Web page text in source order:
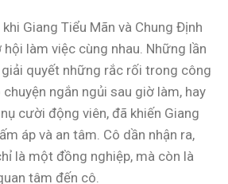
Giang Tiểu Mãn và Chung Định
làm việc cùng nhau. Những lần
quyết những rắc rối trong công
ngắn ngủi sau giờ làm, hay
cười động viên, đã khiến Giang
áp và an tâm. Cô dần nhận ra,
là một đồng nghiệp, mà còn là
tâm đến cô.